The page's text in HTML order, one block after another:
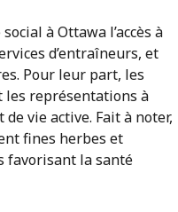
à Ottawa l’accès à
d’entraîneurs, et
Pour leur part, les
les représentations à
vie active. Fait à noter,
fines herbes et
favorisant la santé